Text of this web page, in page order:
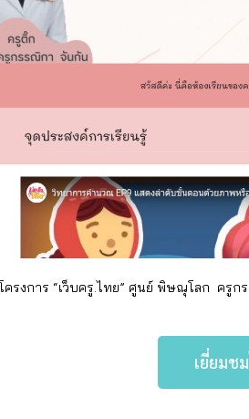
ครงการ “เว็บครู.ไทย” ศูนย์ พิษณุโลก ครูก
เยี่ยมช